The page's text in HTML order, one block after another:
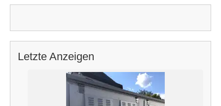
Letzte Anzeigen